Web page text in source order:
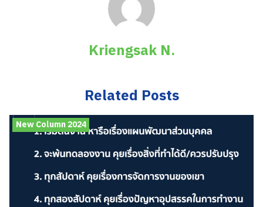
Kriengsak N.
Related Posts
New Column 2024